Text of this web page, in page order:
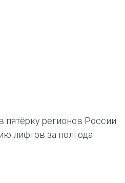
пятёрку регионов России
лифтов за полгода